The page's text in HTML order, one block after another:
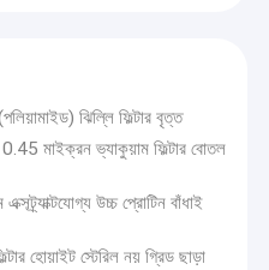
ঝিল্লি ফিল্টার বৃত্ত
0.45 মাইক্রন ভ্যাকুয়াম ফিল্টার বোতল
উচ্চ প্রোটিন বাঁধাই
হোয়াইট স্টেরিল নয় গ্রিড ছাড়া